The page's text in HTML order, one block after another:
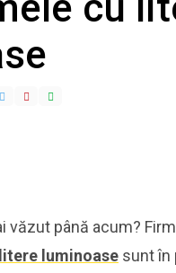
văzut până acum?
litere luminoase sunt în